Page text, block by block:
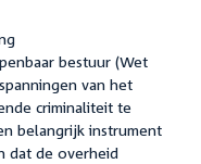
bestuur (Wet
van het
criminaliteit te
belangrijk instrument
dat de overheid